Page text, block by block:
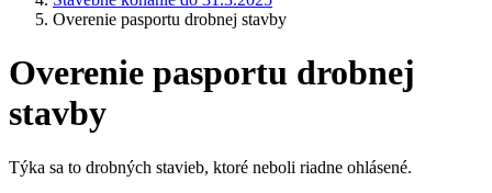
Overenie pasportu drobnej stavby
Overenie pasportu drobnej
stavby
Týka sa to drobných stavieb, ktoré neboli riadne ohlásené.